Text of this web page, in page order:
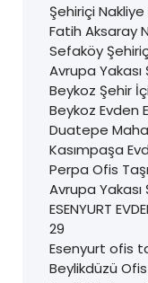
Şehiriçi Nakliye
Fatih Aksaray
Sefaköy
Avrupa
Beykoz Şehir
Beykoz Evden
Duatepe
Kasımpaşa
Perpa Ofis
Avrupa
ESENYURT
29
Esenyurt ofis
Beylikdüzü Ofis